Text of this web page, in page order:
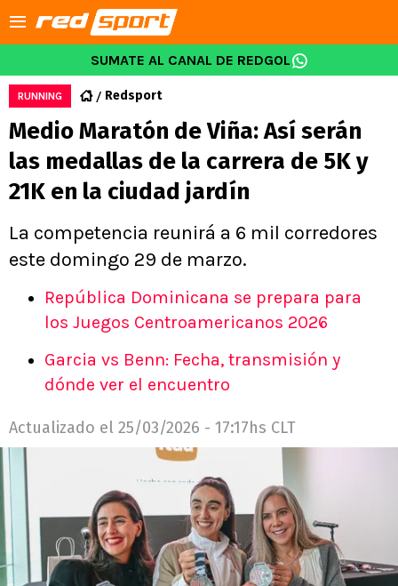
SUMATE AL CANAL DE REDGOL
RUNNING Redsport
Medio Maratón de Viña: Así serán
las medallas de la carrera de 5K y
21K en la ciudad jardín
La competencia reunirá a 6 mil corredores
este domingo 29 de marzo.
República Dominicana se prepara para
los Juegos Centroamericanos 2026
Garcia vs Benn: Fecha, transmisión y
dónde ver el encuentro
Actualizado el 25/03/2026 - 17:17hs CLT